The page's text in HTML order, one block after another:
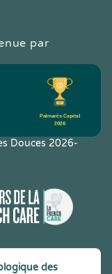
par
Douces 2026-
des